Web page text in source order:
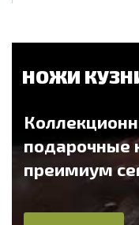
НОЖИ
подарочные
преимиум